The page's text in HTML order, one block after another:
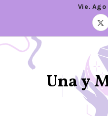
Vie.
Una y